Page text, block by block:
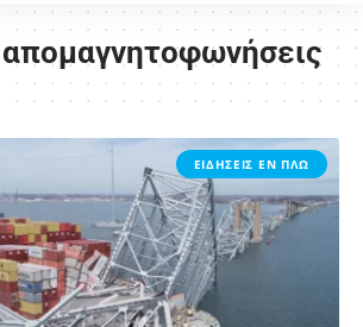
απομαγνητοφωνήσεις
ΕΙΔΗΣΕΙΣ ΕΝ ΠΛΩ